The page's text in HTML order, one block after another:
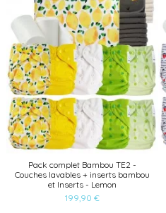
Pack complet Bambou TE2 -
Couches lavables + inserts bambou
et Inserts - Lemon
199,90 €